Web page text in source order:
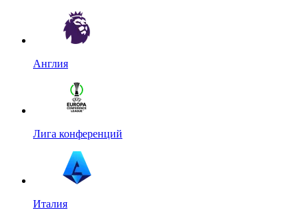
Англия
Лига конференций
Италия